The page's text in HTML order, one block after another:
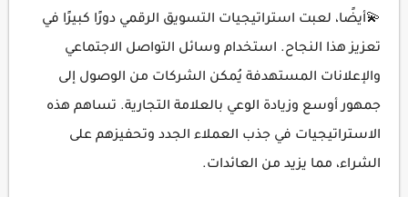
💫أيضًا، لعبت استراتيجيات التسويق الرقمي دورًا كبيرًا في
تعزيز هذا النجاح. استخدام وسائل التواصل الاجتماعي
والإعلانات المستهدفة يُمكن الشركات من الوصول إلى
جمهور أوسع وزيادة الوعي بالعلامة التجارية. تساهم هذه
الاستراتيجيات في جذب العملاء الجدد وتحفيزهم على
الشراء، مما يزيد من العائدات.